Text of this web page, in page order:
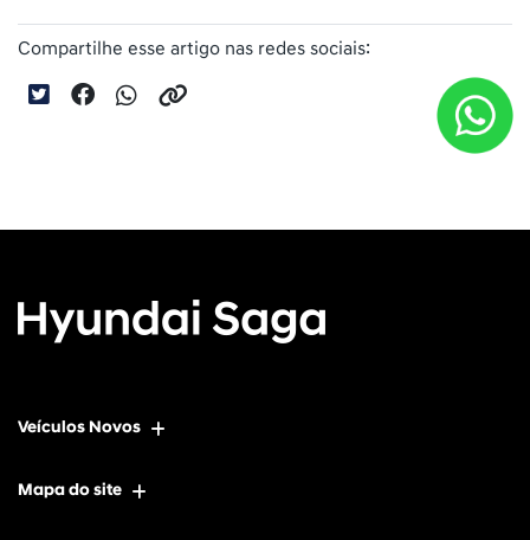
Compartilhe esse artigo nas redes sociais:
Veículos Novos
Mapa do site